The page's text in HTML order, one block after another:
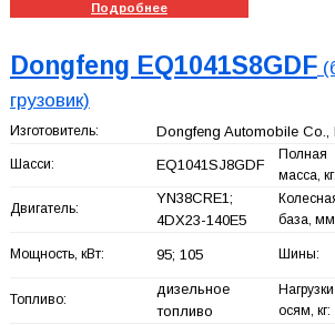
Подробнее
Dongfeng EQ1041S8GDF
грузовик)
Изготовитель: Dongfeng Automobile Co.,
Шасси: EQ1041SJ8GDF
Полная
масса, кг:
Двигатель:
YN38CRE1;
4DX23-140E5
база,
Мощность, кВт: 95; 105 Шины:
Топливо:
дизельное
топливо
осям, кг: